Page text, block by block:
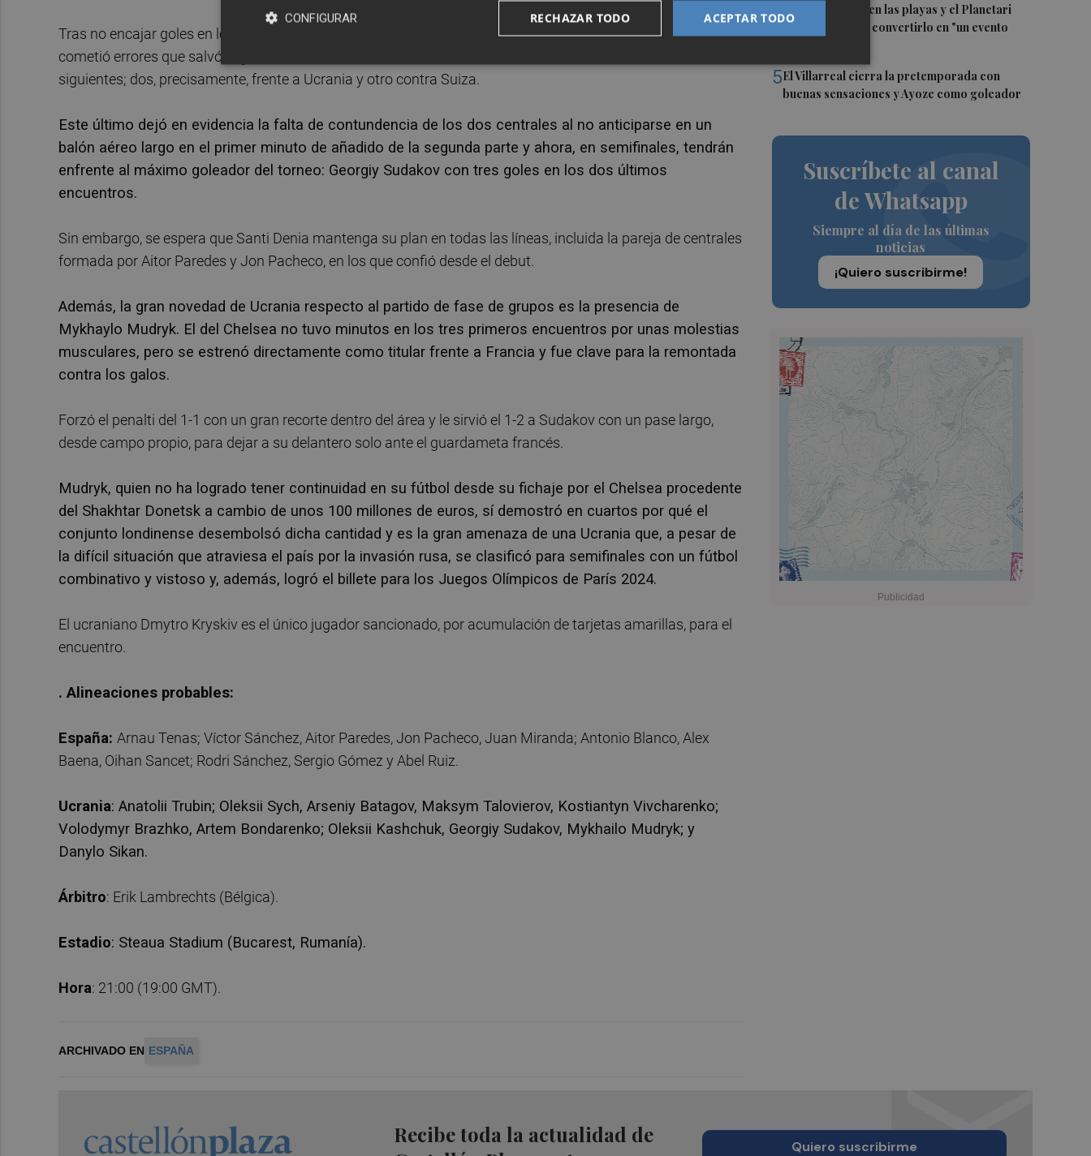
infraestructura en las playas y el Planetari
del eclipse para convertirlo en "un evento
5El Villarreal cierra la pretemporada con
buenas sensaciones y Ayoze como goleador
Suscríbete al canal
de Whatsapp
Siempre al día de las últimas
noticias
¡Quiero suscribirme!
Tras no encajar goles en los dos primeros partidos, aunque en el segundo frente a Croacia España sub-21
cometió errores que salvó el guardameta Arnau Tenas, los de Santi Denia han concedido tres en los dos
siguientes; dos, precisamente, frente a Ucrania y otro contra Suiza.
Este último dejó en evidencia la falta de contundencia de los dos centrales al no anticiparse en un
balón aéreo largo en el primer minuto de añadido de la segunda parte y ahora, en semifinales, tendrán
enfrente al máximo goleador del torneo: Georgiy Sudakov con tres goles en los dos últimos
encuentros.
Sin embargo, se espera que Santi Denia mantenga su plan en todas las líneas, incluida la pareja de centrales
formada por Aitor Paredes y Jon Pacheco, en los que confió desde el debut.
Además, la gran novedad de Ucrania respecto al partido de fase de grupos es la presencia de
Mykhaylo Mudryk. El del Chelsea no tuvo minutos en los tres primeros encuentros por unas molestias
musculares, pero se estrenó directamente como titular frente a Francia y fue clave para la remontada
contra los galos.
Forzó el penalti del 1-1 con un gran recorte dentro del área y le sirvió el 1-2 a Sudakov con un pase largo,
desde campo propio, para dejar a su delantero solo ante el guardameta francés.
Mudryk, quien no ha logrado tener continuidad en su fútbol desde su fichaje por el Chelsea procedente
del Shakhtar Donetsk a cambio de unos 100 millones de euros, sí demostró en cuartos por qué el
conjunto londinense desembolsó dicha cantidad y es la gran amenaza de una Ucrania que, a pesar de
la difícil situación que atraviesa el país por la invasión rusa, se clasificó para semifinales con un fútbol
combinativo y vistoso y, además, logró el billete para los Juegos Olímpicos de París 2024.
El ucraniano Dmytro Kryskiv es el único jugador sancionado, por acumulación de tarjetas amarillas, para el
encuentro.
. Alineaciones probables:
España: Arnau Tenas; Víctor Sánchez, Aitor Paredes, Jon Pacheco, Juan Miranda; Antonio Blanco, Alex
Baena, Oihan Sancet; Rodri Sánchez, Sergio Gómez y Abel Ruiz.
Ucrania: Anatolii Trubin; Oleksii Sych, Arseniy Batagov, Maksym Talovierov, Kostiantyn Vivcharenko;
Volodymyr Brazhko, Artem Bondarenko; Oleksii Kashchuk, Georgiy Sudakov, Mykhailo Mudryk; y
Danylo Sikan.
Árbitro: Erik Lambrechts (Bélgica).
Estadio: Steaua Stadium (Bucarest, Rumanía).
Hora: 21:00 (19:00 GMT).
ARCHIVADO EN ESPAÑA
Recibe toda la actualidad de
Quiero suscribirme
ACEPTAR TODO
RECHAZAR TODO
CONFIGURAR